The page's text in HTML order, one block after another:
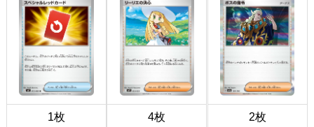
1枚 4枚 2枚